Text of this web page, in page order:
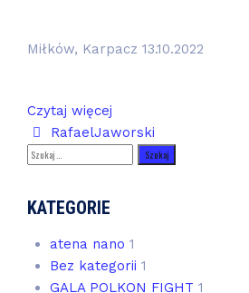
Miłków, Karpacz 13.10.2022
Czytaj więcej
AuthorRafaelJaworski
Szukaj:
KATEGORIE
atena nano 1
Bez kategorii 1
GALA POLKON FIGHT 1